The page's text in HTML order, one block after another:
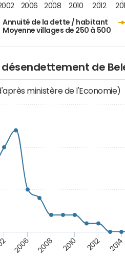
Annuité de la dette / habitant
Moyenne villages de 250 à 500
2006 2008 2010 2012
de
ministère de l'Economie)
2006 2008 2010 2012 2014